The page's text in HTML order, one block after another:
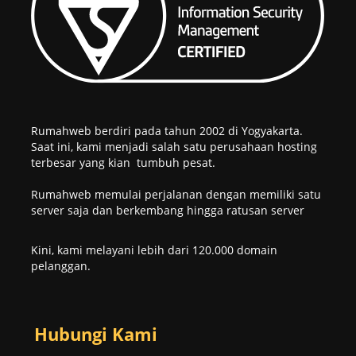
Rumahweb berdiri pada tahun 2002 di Yogyakarta.
Saat ini, kami menjadi salah satu perusahaan hosting
terbesar yang kian tumbuh pesat.
Rumahweb memulai perjalanan dengan memiliki satu
server saja dan berkembang hingga ratusan server
Kini, kami melayani lebih dari 120.000 domain
pelanggan.
Hubungi Kami